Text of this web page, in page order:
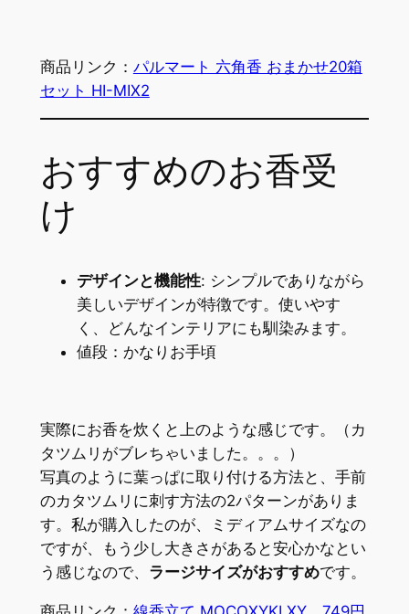
商品リンク： パルマート 六角香 おまかせ20箱
セット HI-MIX2
おすすめのお香受
け
デザインと機能性: シンプルでありながら
美しいデザインが特徴です。使いやす
く、どんなインテリアにも馴染みます。
値段：かなりお手頃
実際にお香を炊くと上のような感じです。（カ
タツムリがブレちゃいました。。。）
写真のように葉っぱに取り付ける方法と、手前
のカタツムリに刺す方法の2パターンがありま
す。私が購入したのが、ミディアムサイズなの
ですが、もう少し大きさがあると安心かなとい
う感じなので、 ラージサイズがおすすめです。